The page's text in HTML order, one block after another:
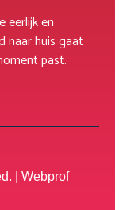
eerlijk en
naar huis gaat
past.
| Webprof